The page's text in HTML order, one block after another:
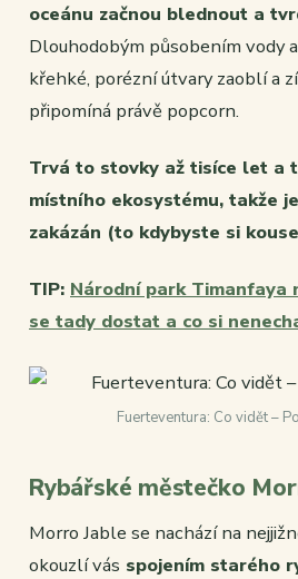
oceánu začnou blednout a
Dlouhodobým působením vody
křehké, porézní útvary zaoblí a
připomíná právě popcorn.
Trvá to stovky až tisíce let a
místního ekosystému, takže
zakázán (to kdybyste si
TIP: Národní park Timanfaya
se tady dostat a co si
Fuerteventura: Co vidět –
Rybářské městečko
Morro Jable se nachází na
okouzlí vás spojením starého